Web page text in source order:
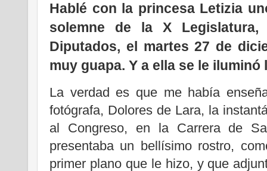
Hablé con la princesa Letizia
solemne de la X
Diputados, el martes 27 de
muy guapa. Y a ella se le
La verdad es que me había
fotógrafa, Dolores de Lara, la
al Congreso, en la Carrera de
presentaba un bellísimo rostro,
primer plano que le hizo, y que